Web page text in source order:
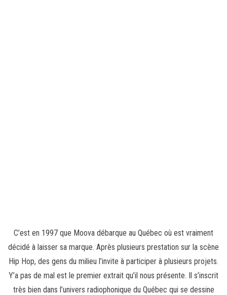
C’est en 1997 que Moova débarque au Québec où est vraiment
décidé à laisser sa marque. Après plusieurs prestation sur la scène
Hip Hop, des gens du milieu l’invite à participer à plusieurs projets.
Y’a pas de mal est le premier extrait qu’il nous présente. Il s’inscrit
très bien dans l’univers radiophonique du Québec qui se dessine